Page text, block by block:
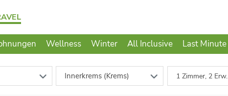
Wellness Winter All Inclusive Last Minute
Innerkrems (Krems) 1 Zimmer, 2 Erw.